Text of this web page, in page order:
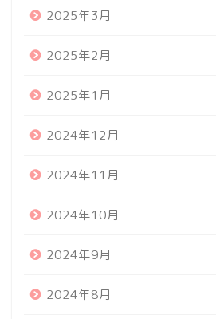
2025年3月
2025年2月
2025年1月
2024年12月
2024年11月
2024年10月
2024年9月
2024年8月